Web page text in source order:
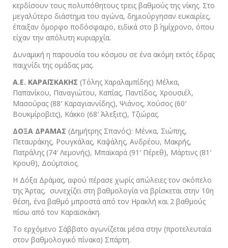
κερδίσουν τους πολυπόθητους τρεις βαθμούς της νίκης. Στο
μεγαλύτερο διάστημα του αγώνα, δημιούργησαν ευκαιρίες,
έπαιξαν όμορφο ποδόσφαιρο, ειδικά στο β΄ ημίχρονο, όπου
είχαν την απόλυτη κυριαρχία.
Δυναμική η παρουσία του κόσμου σε ένα ακόμη εκτός έδρας
παιχνίδι της ομάδας μας.
Α.Ε. ΚΑΡΑΪΣΚΑΚΗΣ (Τόλης Χαραλαμπίδης) Μέλκα,
Παπανίκου, Παναγιώτου, Καπίας, Παντίδος, Χρουσιέλ,
Μασούρας (88′ Καραγιαννίδης), Ψιάνος, Χούσος (60′
Βουκμίροβιτς), Κάκκο (68′ Άλεξιτς), Τζιώρας.
ΔΟΞΑ ΔΡΑΜΑΣ (Δημήτρης Σπανός): Μένκα, Σιώπης,
Πεταυράκης, Ρουγκάλας, Καψάλης, Ανδρέου, Μακρής,
Πατράλης (74′ Λεμονής), Μπαϊκαρά (91′ Πέρεθ), Μάρτινς (81′
Κρουθ), Δούμτσιος.
Η Δόξα Δράμας, αφού πέρασε χωρίς απώλειες τον σκόπελο
της Άρτας, συνεχίζει στη βαθμολογία να βρίσκεται στην 10η
θέση, ένα βαθμό μπροστά από τον Ηρακλή και 2 βαθμούς
πίσω από τον Καραϊσκάκη.
Το ερχόμενο Σάββατο αγωνίζεται μέσα στην (προτελευταία
στον βαθμολογικό πίνακα) Σπάρτη.